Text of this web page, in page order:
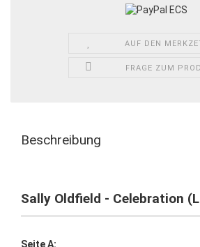
AUF DEN
FRAGE ZUM
Beschreibung
Sally Oldfield - Celebration
Seite A: